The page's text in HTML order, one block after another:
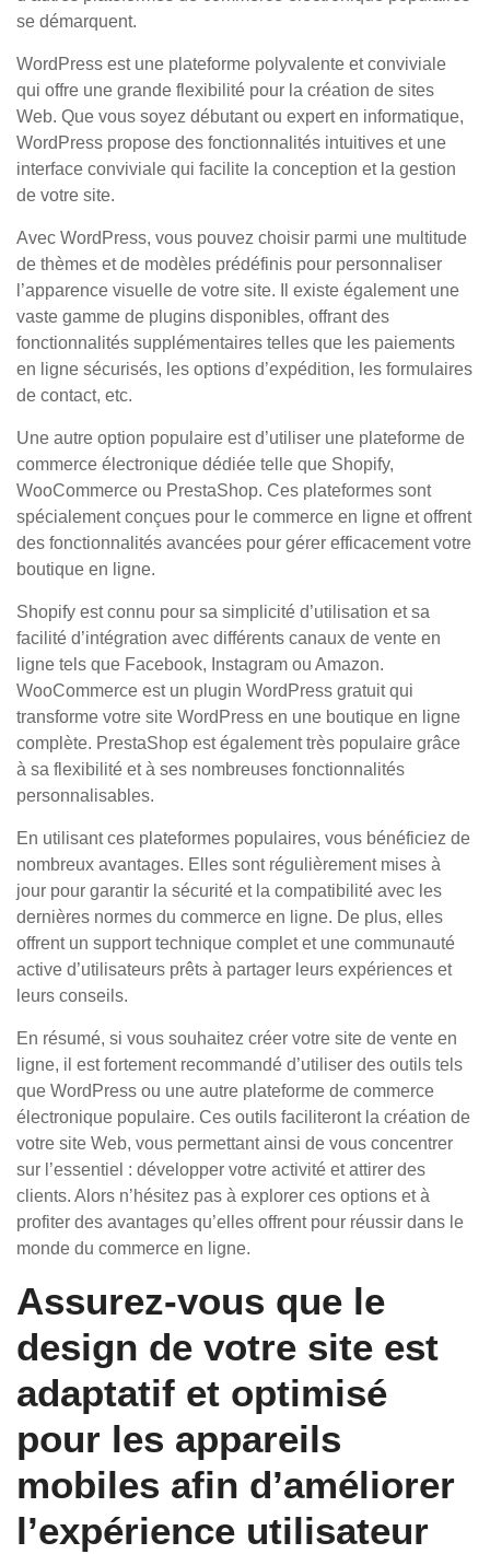
se démarquent.
WordPress est une plateforme polyvalente et conviviale
qui offre une grande flexibilité pour la création de sites
Web. Que vous soyez débutant ou expert en informatique,
WordPress propose des fonctionnalités intuitives et une
interface conviviale qui facilite la conception et la gestion
de votre site.
Avec WordPress, vous pouvez choisir parmi une multitude
de thèmes et de modèles prédéfinis pour personnaliser
l’apparence visuelle de votre site. Il existe également une
vaste gamme de plugins disponibles, offrant des
fonctionnalités supplémentaires telles que les paiements
en ligne sécurisés, les options d’expédition, les formulaires
de contact, etc.
Une autre option populaire est d’utiliser une plateforme de
commerce électronique dédiée telle que Shopify,
WooCommerce ou PrestaShop. Ces plateformes sont
spécialement conçues pour le commerce en ligne et offrent
des fonctionnalités avancées pour gérer efficacement votre
boutique en ligne.
Shopify est connu pour sa simplicité d’utilisation et sa
facilité d’intégration avec différents canaux de vente en
ligne tels que Facebook, Instagram ou Amazon.
WooCommerce est un plugin WordPress gratuit qui
transforme votre site WordPress en une boutique en ligne
complète. PrestaShop est également très populaire grâce
à sa flexibilité et à ses nombreuses fonctionnalités
personnalisables.
En utilisant ces plateformes populaires, vous bénéficiez de
nombreux avantages. Elles sont régulièrement mises à
jour pour garantir la sécurité et la compatibilité avec les
dernières normes du commerce en ligne. De plus, elles
offrent un support technique complet et une communauté
active d’utilisateurs prêts à partager leurs expériences et
leurs conseils.
En résumé, si vous souhaitez créer votre site de vente en
ligne, il est fortement recommandé d’utiliser des outils tels
que WordPress ou une autre plateforme de commerce
électronique populaire. Ces outils faciliteront la création de
votre site Web, vous permettant ainsi de vous concentrer
sur l’essentiel : développer votre activité et attirer des
clients. Alors n’hésitez pas à explorer ces options et à
profiter des avantages qu’elles offrent pour réussir dans le
monde du commerce en ligne.
Assurez-vous que le
design de votre site est
adaptatif et optimisé
pour les appareils
mobiles afin d’améliorer
l’expérience utilisateur